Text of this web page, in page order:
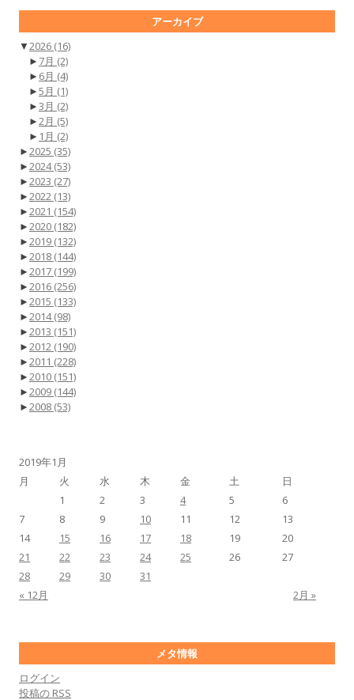
アーカイブ
▼2026 (16)
► 7月 (2)
► 6月 (4)
►5月 (1)
►3月 (2)
►2月 (5)
► 1月 (2)
►2025 (35)
►2024(53)
►2023 (27)
►2022 (13)
►2021 (154)
►2020 (182)
►2019 (132)
►2018 (144)
►2017 (199)
►2016 (256)
►2015 (133)
►2014(98)
►2013 (151)
►2012 (190)
►2011 (228)
►2010 (151)
►2009 (144)
►2008 (53)
2019年1月
月
火 水 木 金 土 日
« 12月 2月 »
1 2 3 4 5
6
7
8 9 10 11 12
13
14
15 16 17 18 19
20
21
22 23 24 25 26
27
28
29 30 31
メタ情報
ログイン
投稿の RSS